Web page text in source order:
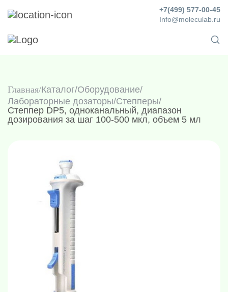
Info@moleculab.ru
+7(499) 577-00-45
Главная Каталог/Оборудование/
Лабораторные дозаторы/Степперы/
Степпер DP5, одноканальный, диапазон
дозирования за шаг 100-500 мкл, объем 5 мл